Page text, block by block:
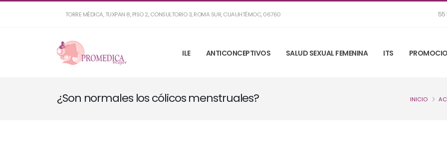
TORRE MÉDICA, TUXPAN 8, PISO 2, CONSULTORIO 3, ROMA SUR, CUAUHTÉMOC, 06760 55
ILE ANTICONCEPTIVOS SALUD SEXUAL FEMENINA ITS
¿Son normales los cólicos menstruales? INICIO